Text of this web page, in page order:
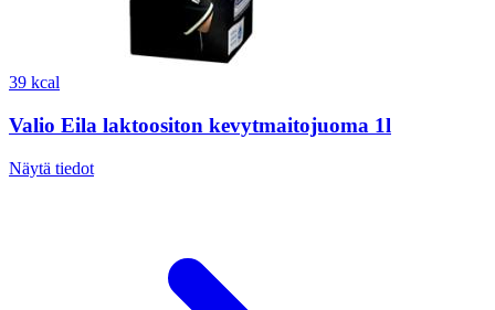
39 kcal
Valio Eila laktoositon kevytmaitojuoma 1l
Näytä tiedot